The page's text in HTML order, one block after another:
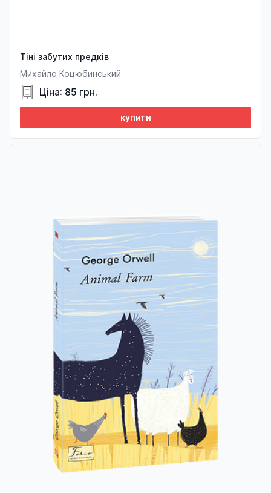
Тіні забутих предків
Михайло Коцюбинський
Ціна: 85 грн.
купити